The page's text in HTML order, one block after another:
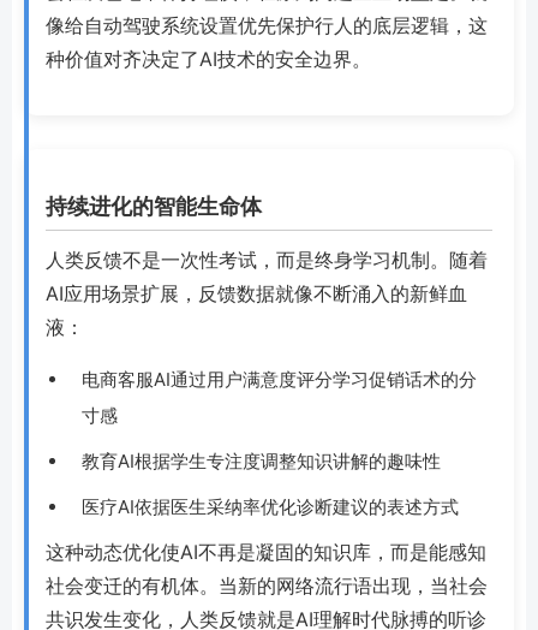
像给自动驾驶系统设置优先保护行人的底层逻辑，这
种价值对齐决定了AI技术的安全边界。
持续进化的智能生命体
人类反馈不是一次性考试，而是终身学习机制。随着
AI应用场景扩展，反馈数据就像不断涌入的新鲜血
液：
电商客服AI通过用户满意度评分学习促销话术的分
寸感
教育AI根据学生专注度调整知识讲解的趣味性
医疗AI依据医生采纳率优化诊断建议的表述方式
这种动态优化使AI不再是凝固的知识库，而是能感知
社会变迁的有机体。当新的网络流行语出现，当社会
共识发生变化，人类反馈就是AI理解时代脉搏的听诊